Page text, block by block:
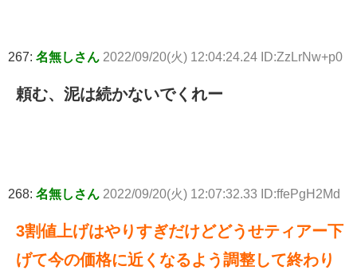
267: 名無しさん 2022/09/20(火) 12:04:24.24 ID:ZzLrNw+p0
頼む、泥は続かないでくれー
268: 名無しさん 2022/09/20(火) 12:07:32.33 ID:ffePgH2Md
3割値上げはやりすぎだけどどうせティアー下
げて今の価格に近くなるよう調整して終わり